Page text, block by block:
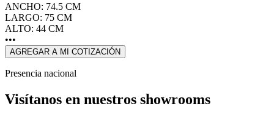
ANCHO: 74.5 CM
LARGO: 75 CM
ALTO: 44 CM
•••
AGREGAR A MI COTIZACIÓN
Presencia nacional
Visítanos en nuestros showrooms